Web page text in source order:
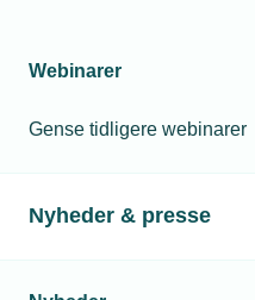
Webinarer
Gense tidligere webinarer
Nyheder & presse